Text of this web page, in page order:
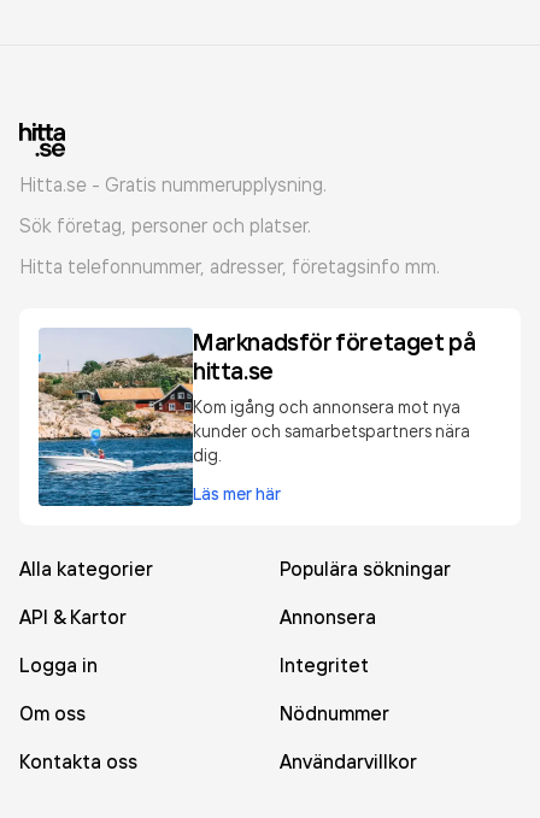
Hitta.se - Gratis nummerupplysning.
Sök företag, personer och platser.
Hitta telefonnummer, adresser, företagsinfo mm.
Marknadsför företaget på
hitta.se
Kom igång och annonsera mot nya
kunder och samarbetspartners nära
dig.
Läs mer här
Alla kategorier
Populära sökningar
API & Kartor
Annonsera
Logga in
Integritet
Om oss
Nödnummer
Kontakta oss
Användarvillkor